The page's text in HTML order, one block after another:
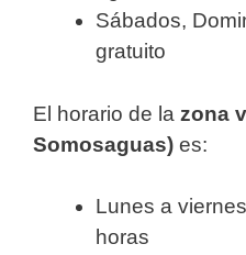
Sábados,
gratuito
El horario de la zona
Somosaguas) es:
Lunes a
horas